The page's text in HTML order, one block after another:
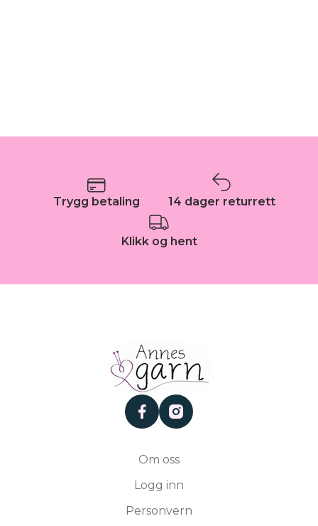
Trygg betaling 14 dager returrett
Klikk og hent
facebookinstagram
Om oss
Logg inn
Personvern